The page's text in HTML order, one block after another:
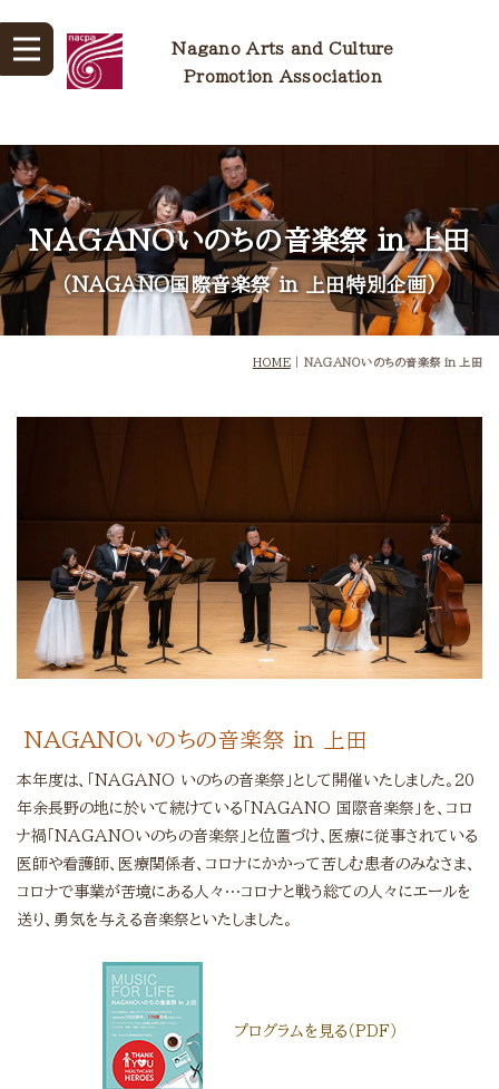
Nagano Arts and Culture
Promotion Association
NAGANOいのちの音楽祭 in 上田
（NAGANO国際音楽祭 in 上田特別企画）
HOME| NAGANOいのちの音楽祭 in 上田
NAGANOいのちの音楽祭 in 上田
本年度は、「NAGANO いのちの音楽祭」として開催いたしました。20
年余長野の地に於いて続けている「NAGANO 国際音楽祭」を、コロ
ナ禍「NAGANOいのちの音楽祭」と位置づけ、医療に従事されている
医師や看護師、医療関係者、コロナにかかって苦しむ患者のみなさま、
コロナで事業が苦境にある人々…コロナと戦う総ての人々にエールを
送り、勇気を与える音楽祭といたしました。
プログラムを見る（PDF）